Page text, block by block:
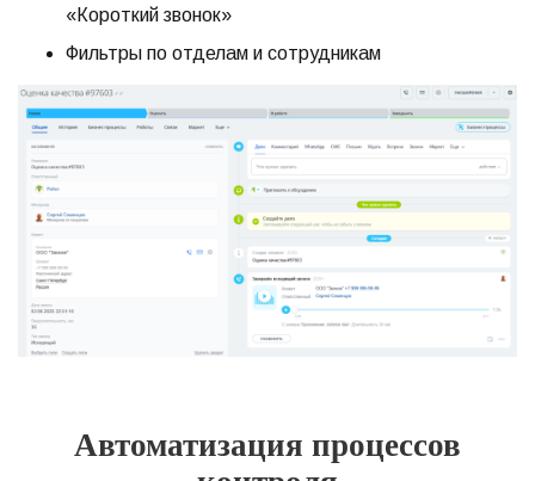
«Короткий звонок»
Фильтры по отделам и сотрудникам
Автоматизация процессов